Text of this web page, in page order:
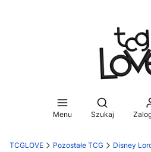
Menu
Otwórz
Szukaj
TCGLOVE Pozostałe TCG Disney